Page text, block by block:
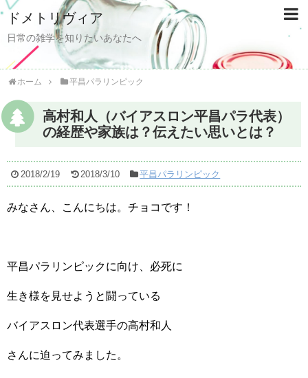
ドメトリヴィア
日常の雑学を知りたいあなたへ
ホーム 平昌パラリンピック
高村和人（バイアスロン平昌パラ代表）
の経歴や家族は？伝えたい思いとは？
2018/2/19 2018/3/10 平昌パラリンピック
みなさん、こんにちは。チョコです！
平昌パラリンピックに向け、必死に
生き様を見せようと闘っている
バイアスロン代表選手の高村和人
さんに迫ってみました。